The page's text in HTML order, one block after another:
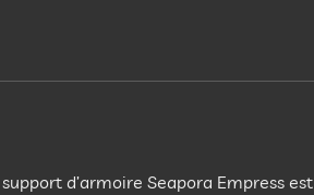
d’armoire Seapora Empress est